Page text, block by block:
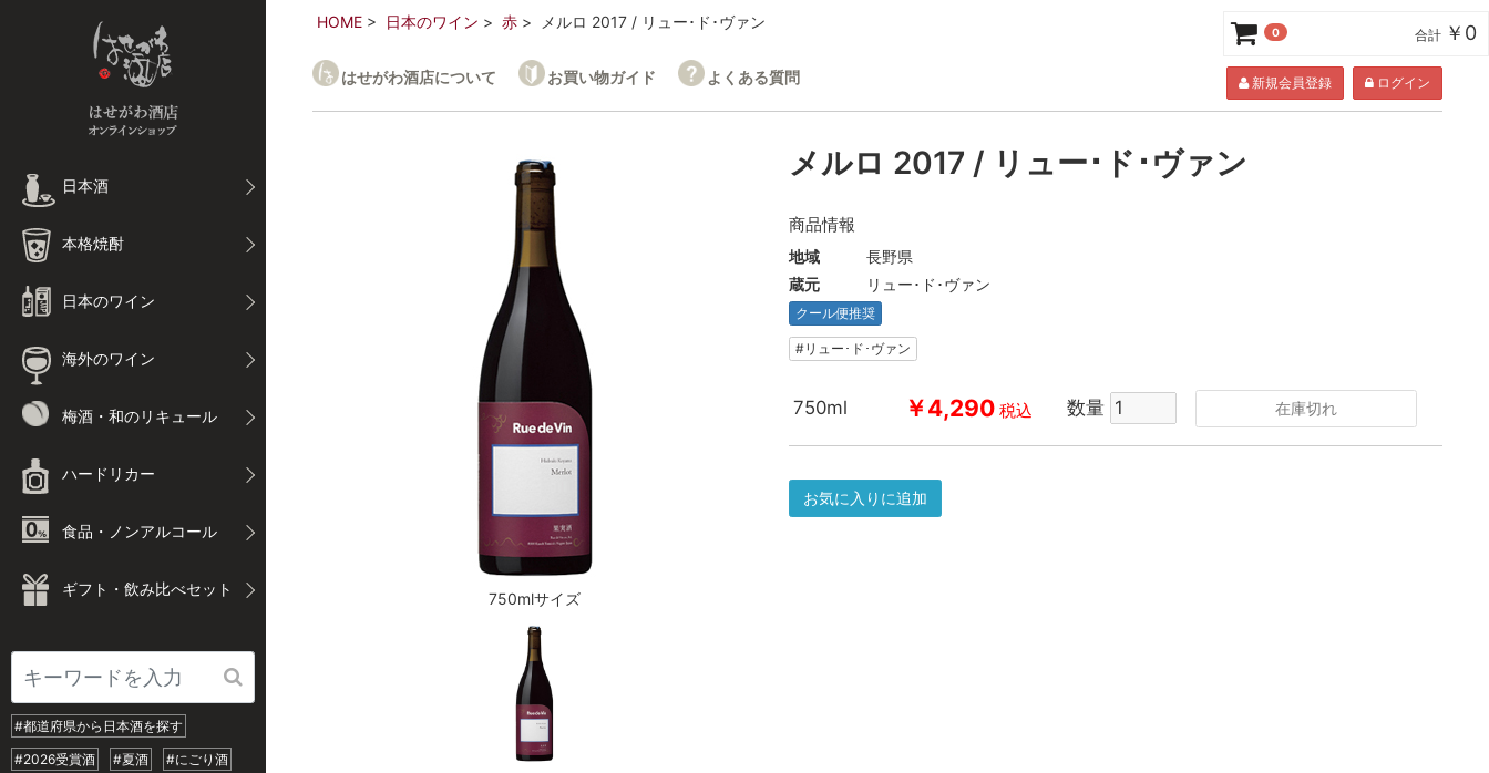
日本酒
本格焼酎
日本のワイン
海外のワイン
梅酒・和のリキュール
ハードリカー
食品・ノンアルコール
ギフト・飲み比べセット
#都道府県から日本酒を探す
#2026受賞酒
#夏酒
#にごり酒
HOME 日本のワイン 赤 メルロ 2017 / リュー･ド･ヴァン
はせがわ酒店について お買い物ガイド よくある質問 新規会員登録 ログイン
750mlサイズ
メルロ 2017 / リュー･ド･ヴァン
商品情報
地域
長野県
蔵元
リュー･ド･ヴァン
クール便推奨
#リュー･ド･ヴァン
750ml ￥4,290 税込 数量 在庫切れ
お気に入りに追加
0 合計 ￥0